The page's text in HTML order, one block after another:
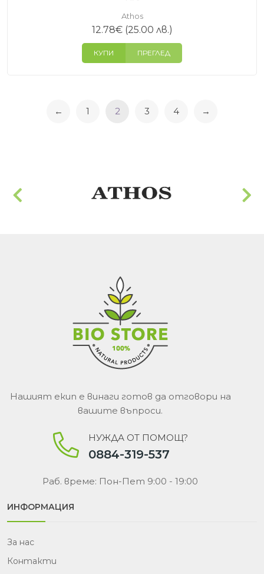
Athos
12.78€(25.00 лв.)
КУПИ ПРЕГЛЕД
← 1 2 3 4 →
Нашият екип е винаги готов да отговори на
вашите въпроси.
НУЖДА ОТ ПОМОЩ?
0884-319-537
Раб. време: Пон-Пет 9:00 - 19:00
ИНФОРМАЦИЯ
За нас
Контакти